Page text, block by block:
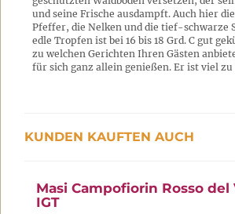
und seine Frische ausdampft. Auch hier
Pfeffer, die Nelken und die tief-schwarze
edle Tropfen ist bei 16 bis 18 Grd. C gut
zu welchen Gerichten Ihren Gästen
für sich ganz allein genießen. Er ist viel
KUNDEN KAUFTEN AUCH
Masi Campofiorin Rosso del
IGT